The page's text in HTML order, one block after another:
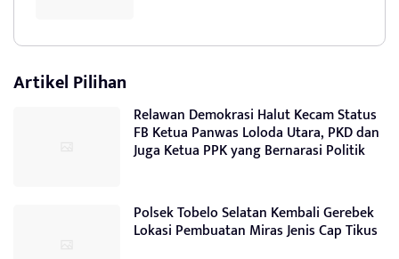
Artikel Pilihan
Relawan Demokrasi Halut Kecam Status
FB Ketua Panwas Loloda Utara, PKD dan
Juga Ketua PPK yang Bernarasi Politik
Polsek Tobelo Selatan Kembali Gerebek
Lokasi Pembuatan Miras Jenis Cap Tikus